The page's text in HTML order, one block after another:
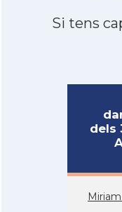
Si tens
dels